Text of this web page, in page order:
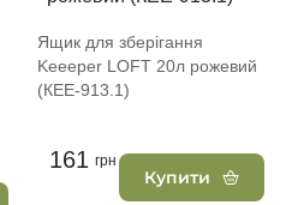
Ящик для зберігання
Keeeper LOFT 20л рожевий
(КЕЕ-913.1)
161 грн
Купити